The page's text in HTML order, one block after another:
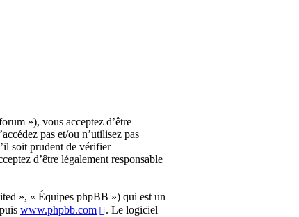
»), vous acceptez d’être
pas et/ou n’utilisez pas
soit prudent de vérifier
d’être légalement responsable
», « Équipes phpBB ») qui est un
www.phpbb.com
. Le logiciel